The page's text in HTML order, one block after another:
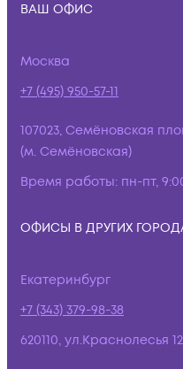
ВАШ ОФИС
Москва
+7 (495) 950-57-11
107023, Семёновская
(м. Семёновская)
Время работы: пн-пт,
ОФИСЫ В ДРУГИХ
Екатеринбург
+7 (343) 379-98-38
620110, ул.Краснолесья